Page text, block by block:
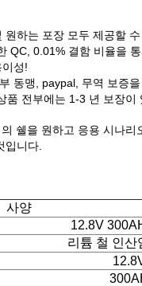
하는 포장 모두 제공할
QC, 0.01% 결함 비율을
성!
동맹, paypal, 무역 보증
품 전부에는 1-3 년 보장이
쉘을 원하고 응용 시나
입니다.
사양
12.8V
리튬 철 인산